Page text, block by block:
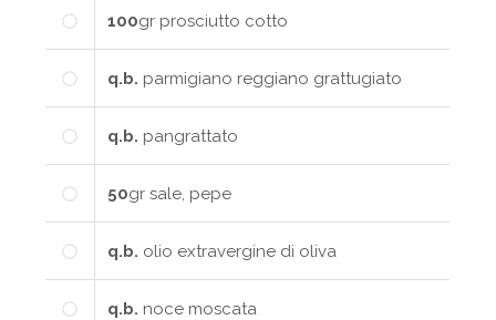
100gr prosciutto cotto
q.b. parmigiano reggiano grattugiato
q.b. pangrattato
50gr sale, pepe
q.b. olio extravergine di oliva
q.b. noce moscata